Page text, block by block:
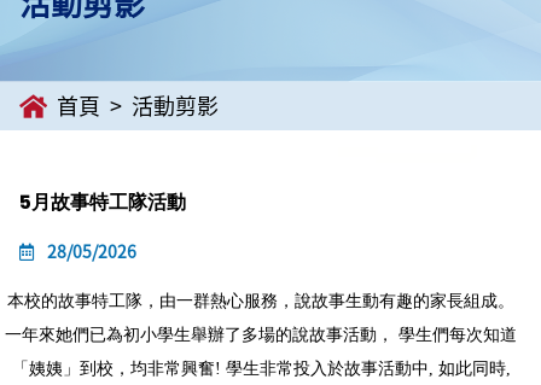
首頁 活動剪影
5月故事特工隊活動
28/05/2026
本校的故事特工隊，由一群熱心服務，說故事生動有趣的家長組成。
一年來她們已為初小學生舉辦了多場的說故事活動， 學生們每次知道
「姨姨」到校，均非常興奮! 學生非常投入於故事活動中, 如此同時,